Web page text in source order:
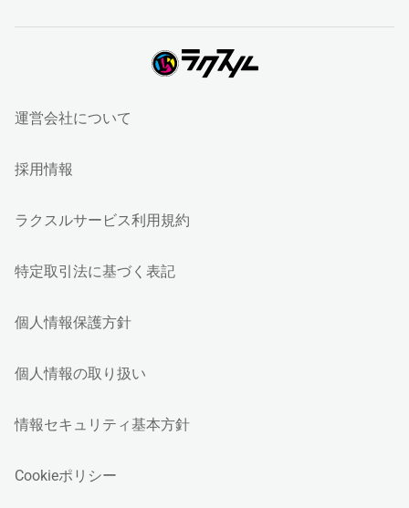
運営会社について
採用情報
ラクスルサービス利用規約
特定取引法に基づく表記
個人情報保護方針
個人情報の取り扱い
情報セキュリティ基本方針
Cookieポリシー